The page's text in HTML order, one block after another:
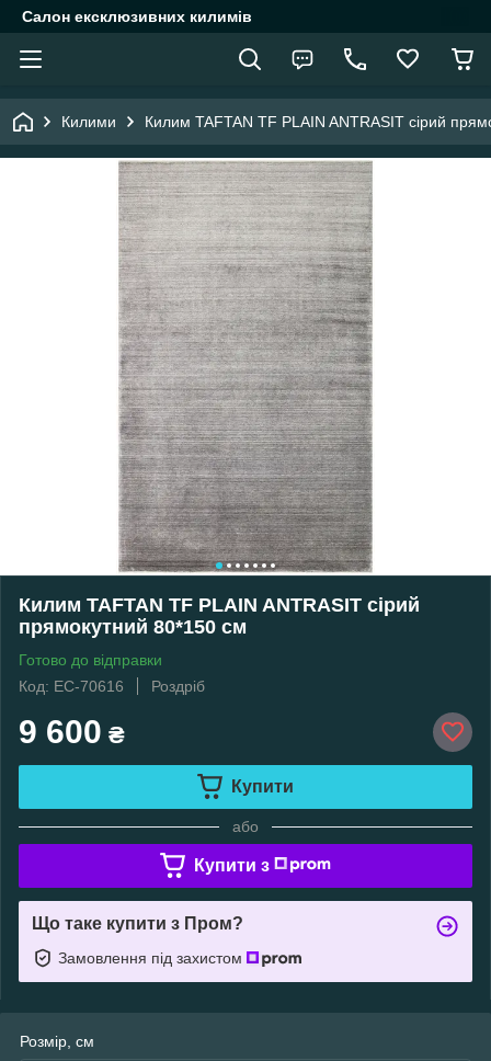
Салон ексклюзивних килимів
Килими Килим TAFTAN TF PLAIN ANTRASIT сірий
Килим TAFTAN TF PLAIN ANTRASIT сірий
прямокутний 80*150 см
Готово до відправки
Код: EC-70616
Роздріб
9 600 ₴
Купити
або
Купити з
Що таке купити з Пром?
Замовлення під захистом
Розмір, см